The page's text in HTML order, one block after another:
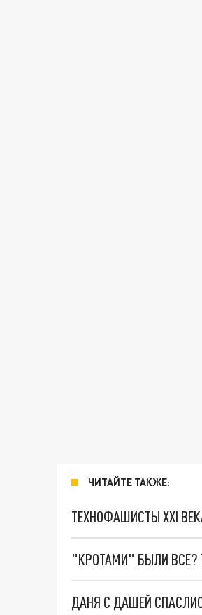
ЧИТАЙТЕ ТАКЖЕ:
ТЕХНОФАШИСТЫ XXI
"КРОТАМИ" БЫЛИ ВСЕ?
ДАНЯ С ДАШЕЙ